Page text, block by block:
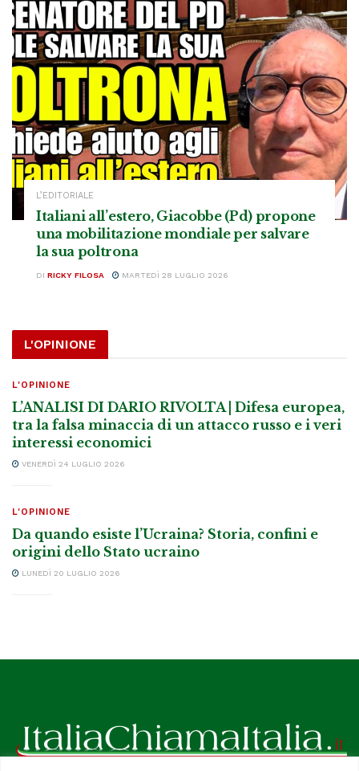
L’EDITORIALE
Italiani all’estero, Giacobbe (Pd) propone
una mobilitazione mondiale per salvare
la sua poltrona
DI RICKY FILOSA MARTEDÌ 28 LUGLIO 2026
L'OPINIONE
L'OPINIONE
L’ANALISI DI DARIO RIVOLTA | Difesa europea,
tra la falsa minaccia di un attacco russo e i veri
interessi economici
VENERDÌ 24 LUGLIO 2026
L'OPINIONE
Da quando esiste l’Ucraina? Storia, confini e
origini dello Stato ucraino
LUNEDÌ 20 LUGLIO 2026